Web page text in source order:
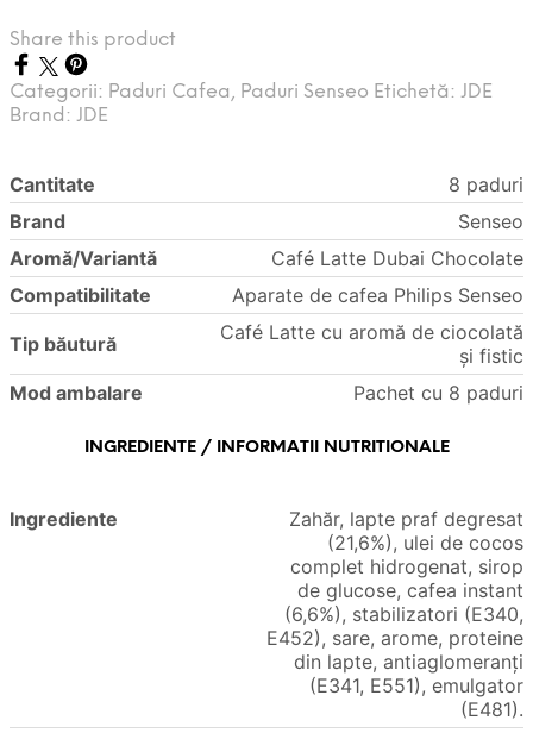
Share this product
Categorii: Paduri Cafea, Paduri Senseo Etichetă: JDE
Brand: JDE
Cantitate
8 paduri
Brand
Senseo
Aromă/Variantă
Café Latte Dubai Chocolate
Compatibilitate
Aparate de cafea Philips Senseo
Tip băutură
Café Latte cu aromă de ciocolată
și fistic
Mod ambalare
Pachet cu 8 paduri
INGREDIENTE / INFORMATII NUTRITIONALE
Ingrediente
Zahăr, lapte praf degresat
(21,6%), ulei de cocos
complet hidrogenat, sirop
de glucose, cafea instant
(6,6%), stabilizatori (E340,
E452), sare, arome, proteine
din lapte, antiaglomeranți
(E341, E551), emulgator
(E481).